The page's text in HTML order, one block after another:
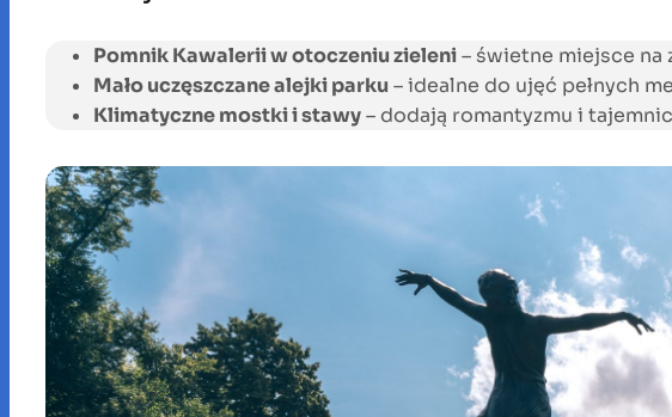
Pomnik Kawalerii w otoczeniu zieleni– świetne miejsce
Mało uczęszczane alejki parku – idealne do ujęć pełnych
Klimatyczne mostki i stawy– dodają romantyzmu i